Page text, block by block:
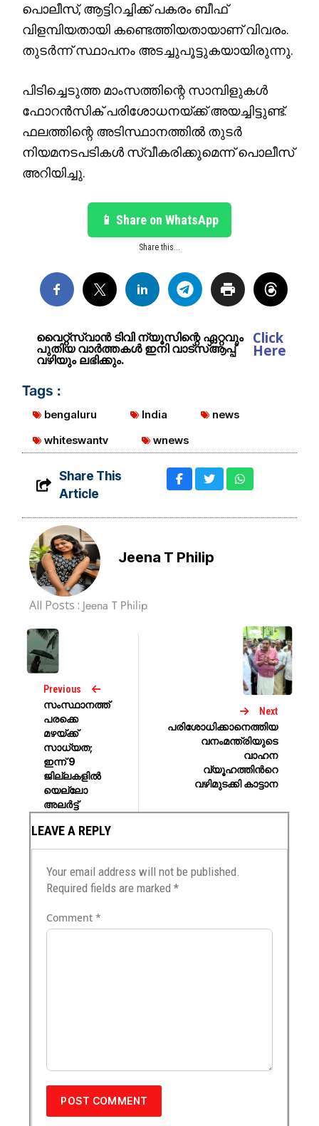
പൊലീസ്, ആട്ടിറച്ചിക്ക് പകരം ബീഫ്
വിളമ്പിയതായി കണ്ടെത്തിയതായാണ് വിവരം.
തുടർന്ന് സ്ഥാപനം അടച്ചുപൂട്ടുകയായിരുന്നു.
പിടിച്ചെടുത്ത മാംസത്തിന്റെ സാമ്പിളുകൾ
ഫോറൻസിക് പരിശോധനയ്ക്ക് അയച്ചിട്ടുണ്ട്.
ഫലത്തിന്റെ അടിസ്ഥാനത്തിൽ തുടർ
നിയമനടപടികൾ സ്വീകരിക്കുമെന്ന് പൊലീസ്
അറിയിച്ചു.
📱 Share on WhatsApp
Share this...
വൈറ്റ്സ്വാൻ ടിവി ന്യൂസിന്റെ ഏറ്റവും
പുതിയ വാർത്തകൾ ഇനി വാട്സ്ആപ്പ്
വഴിയും ലഭിക്കും.
Click
Here
Tags :
bengaluru India
news
whiteswantv
wnews
Share This
Article
Jeena T Philip
All Posts : Jeena T Philip
Previous
സംസ്ഥാനത്ത്
പരക്കെ
മഴയ്ക്ക്
സാധ്യത;
ഇന്ന് 9
ജില്ലകളിൽ
യെല്ലോ
അലർട്ട്
Next
പരിശോധിക്കാനെത്തിയ
വനംമന്ത്രിയുടെ
വാഹന
വ്യൂഹത്തിന്‍റെ
വഴിമുടക്കി കാട്ടാന
LEAVE A REPLY
Your email address will not be published.
Required fields are marked*
Comment*